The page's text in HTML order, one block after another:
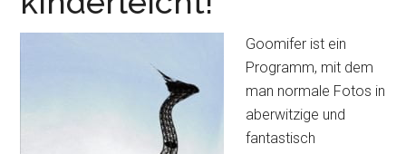
Booth
erstellen
Goomifer ist ein
Programm, mit dem
man normale Fotos in
aberwitzige und
fantastisch